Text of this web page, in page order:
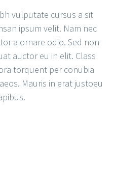
vulputate cursus a sit
ipsum velit. Nam nec
a ornare odio. Sed non
auctor eu in elit. Class
torquent per conubia
Mauris in erat justoeu